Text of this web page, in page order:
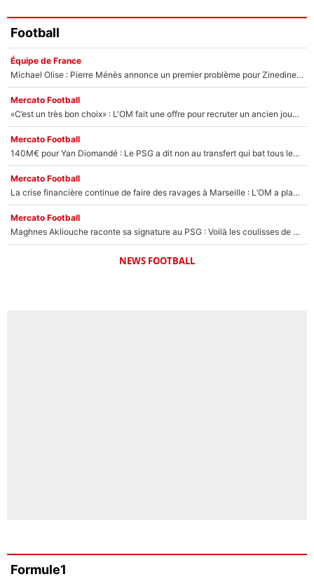
Football
Équipe de France
Michael Olise : Pierre Ménès annonce un premier problème pour Zinedine Zidane en équipe de France
Mercato Football
«C’est un très bon choix» : L'OM fait une offre pour recruter un ancien joueur du PSG... et c'est validé dans l'After Foot !
Mercato Football
140M€ pour Yan Diomandé : Le PSG a dit non au transfert qui bat tous les records sur le mercato
Mercato Football
La crise financière continue de faire des ravages à Marseille : L’OM a placé 12 joueurs sur le marché des transferts… et ça pourrait lui rapporter près de 100M€ !
Mercato Football
Maghnes Akliouche raconte sa signature au PSG : Voilà les coulisses de son transfert de rêve à 50M€
NEWS FOOTBALL
Formule1